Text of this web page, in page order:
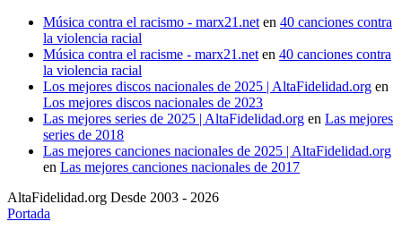
Música contra el racismo - marx21.net en 40 canciones contra
la violencia racial
Música contra el racisme - marx21.net en 40 canciones contra
la violencia racial
Los mejores discos nacionales de 2025 | AltaFidelidad.org en
Los mejores discos nacionales de 2023
Las mejores series de 2025 | AltaFidelidad.org en Las mejores
series de 2018
Las mejores canciones nacionales de 2025 | AltaFidelidad.org
en Las mejores canciones nacionales de 2017
AltaFidelidad.org Desde 2003 - 2026
Portada